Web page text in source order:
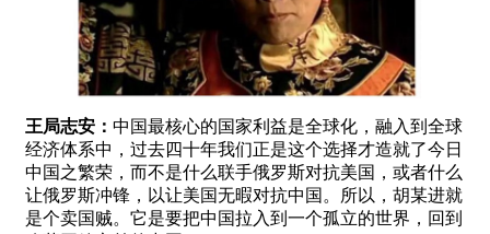
王局志安： 中国最核心的国家利益是全球化，融入到全球
经济体系中，过去四十年我们正是这个选择才造就了今日
中国之繁荣，而不是什么联手俄罗斯对抗美国，或者什么
让俄罗斯冲锋，以让美国无暇对抗中国。所以，胡某进就
是个卖国贼。它是要把中国拉入到一个孤立的世界，回到